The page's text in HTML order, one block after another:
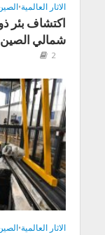
الاثار العالمية•
اكتشاف بئر
شمالي الصين
2
الاثار العالمية•